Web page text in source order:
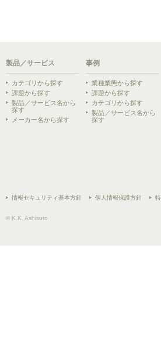
製品／サービス
カテゴリから探す
課題から探す
製品／サービス名から
探す
メーカー名から探す
事例
業種業態から探す
課題から探す
カテゴリから探す
製品／サービス名から
探す
情報セキュリティ基本方針 個人情報保護方針
© K.K. Ashisuto